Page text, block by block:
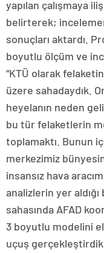
yapılan çalışmaya
belirterek;
sonuçları aktardı.
boyutlu ölçüm ve
“KTÜ olarak
üzere sahadaydık.
heyelanın neden
bu tür felaketlerin
toplamaktı. Bunun
merkezimiz
insansız hava
analizlerin yer
sahasında AFAD
3 boyutlu modelini
uçuş